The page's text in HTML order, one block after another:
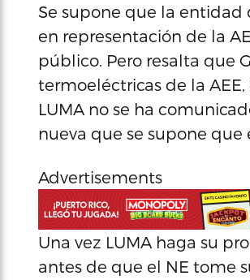
Se supone que la entidad
en representación de la
público. Pero resalta que
termoeléctricas de la
LUMA no se ha
nueva que se supone
Advertisements
Una vez LUMA haga su
antes de que el NE tome